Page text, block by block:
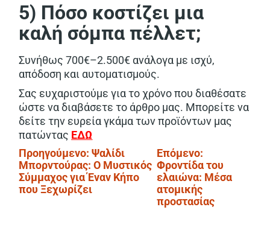
5) Πόσο κοστίζει μια
καλή σόμπα πέλλετ;
Συνήθως 700€–2.500€ ανάλογα με ισχύ,
απόδοση και αυτοματισμούς.
Σας ευχαριστούμε για το χρόνο που διαθέσατε
ώστε να διαβάσετε το άρθρο μας. Μπορείτε να
δείτε την ευρεία γκάμα των προϊόντων μας
πατώντας ΕΔΩ
Πλοήγηση
άρθρων
Προηγούμενο: Ψαλίδι
Μπορντούρας: Ο Μυστικός
Σύμμαχος για Έναν Κήπο
που Ξεχωρίζει
Επόμενο:
Φροντίδα του
ελαιώνα: Μέσα
ατομικής
προστασίας